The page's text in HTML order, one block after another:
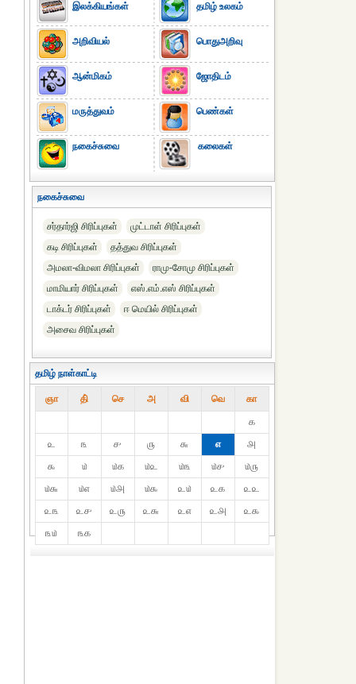
இலக்கியங்கள்
அறிவியல்
ஆன்மிகம்
மருத்துவம்
நகைச்சுவை
தமிழ் உலகம்
பொதுஅறிவு
ஜோதிடம்
பெண்கள்
கலைகள்
நகைச்சுவை
சர்தார்ஜி சிரிப்புகள்
முட்டாள் சிரிப்புகள்
கடி சிரிப்புகள்
தத்துவ சிரிப்புகள்
அமலா-விமலா சிரிப்புகள்
ராமு-சோமு சிரிப்புகள்
மாமியார் சிரிப்புகள்
எஸ்.எம்.எஸ் சிரிப்புகள்
டாக்டர் சிரிப்புகள்
ஈ மெயில் சிரிப்புகள்
அசைவ சிரிப்புகள்
தமிழ் நாள்காட்டி
ஞா தி் செ அ வி வெ கா
௧
௨
௩ ௪ ௫ ௬ ௭
௮
௯
௰ ௰௧ ௰௨ ௰௩ ௰௪
௰௫
௰௬
௰௭ ௰௮ ௰௯ ௨௰ ௨௧
௨௨
௨௩
௨௪ ௨௫ ௨௬ ௨௭ ௨௮
௨௯
௩௰
௩௧